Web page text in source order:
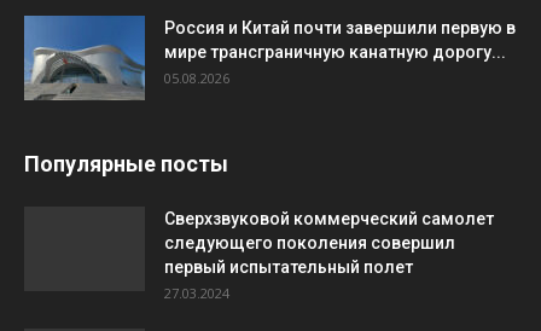
Россия и Китай почти завершили первую в
мире трансграничную канатную дорогу...
05.08.2026
Популярные посты
Сверхзвуковой коммерческий самолет
следующего поколения совершил
первый испытательный полет
27.03.2024